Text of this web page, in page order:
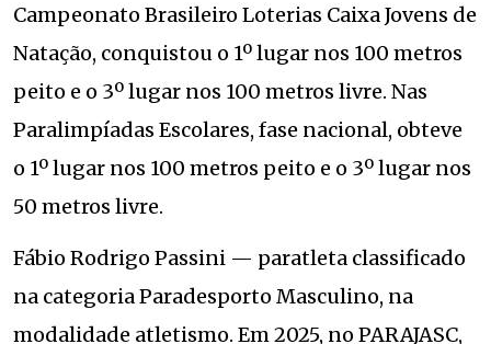
Campeonato Brasileiro Loterias Caixa Jovens de
Natação, conquistou o 1º lugar nos 100 metros
peito e o 3º lugar nos 100 metros livre. Nas
Paralimpíadas Escolares, fase nacional, obteve
o 1º lugar nos 100 metros peito e o 3º lugar nos
50 metros livre.
Fábio Rodrigo Passini — paratleta classificado
na categoria Paradesporto Masculino, na
modalidade atletismo. Em 2025, no PARAJASC,